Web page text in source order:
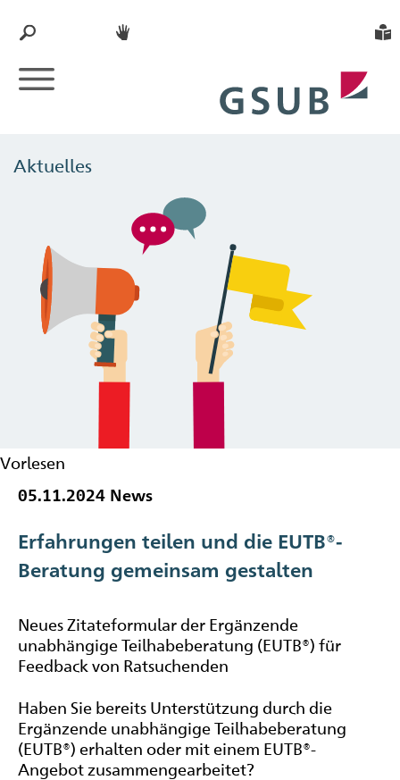
Aktuelles
Vorlesen
05.11.2024 News
Erfahrungen teilen und die EUTB®-
Beratung gemeinsam gestalten
Neues Zitateformular der Ergänzende
unabhängige Teilhabeberatung (EUTB®) für
Feedback von Ratsuchenden
Haben Sie bereits Unterstützung durch die
Ergänzende unabhängige Teilhabeberatung
(EUTB®) erhalten oder mit einem EUTB®-
Angebot zusammengearbeitet?